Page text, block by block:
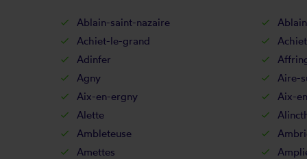
Ablain-saint-nazaire
Achiet-le-grand
Adinfer
Agny
Aire-
Aix-en-ergny
Aix-
Alette
Ambleteuse
Amettes